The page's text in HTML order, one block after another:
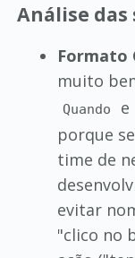
Análise das
Formato
muito
Quando e
porque
time de
evitar
"clico no